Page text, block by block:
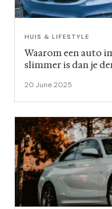
HUIS & LIFESTYLE
Waarom een auto
slimmer is dan je
20 June 2025